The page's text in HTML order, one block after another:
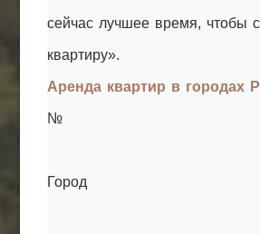
сейчас лучшее время, чтобы
квартиру».
Аренда квартир в городах
№
Город